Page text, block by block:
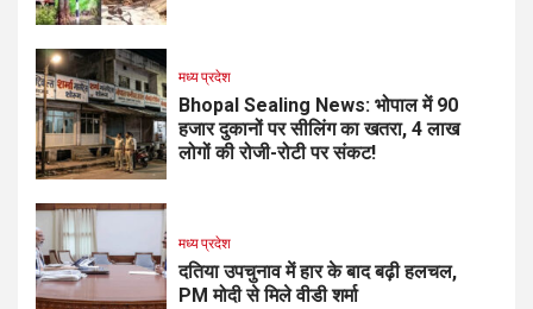
मध्य प्रदेश
Bhopal Sealing News: भोपाल में 90
हजार दुकानों पर सीलिंग का खतरा, 4 लाख
लोगों की रोजी-रोटी पर संकट!
मध्य प्रदेश
दतिया उपचुनाव में हार के बाद बढ़ी हलचल,
PM मोदी से मिले वीडी शर्मा